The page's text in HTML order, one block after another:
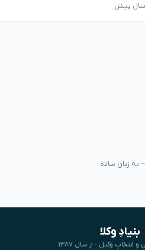
به زبان ساده
بنیادِ وکلا
انتخابِ وکیل · از سال ۱۳۸۷